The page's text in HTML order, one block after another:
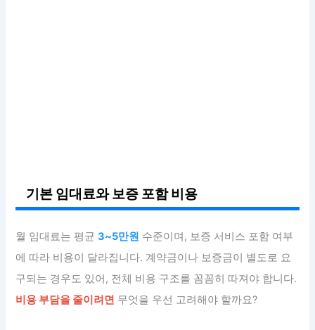
기본 임대료와 보증 포함 비용
월 임대료는 평균3~5만원 수준이며, 보증 서비스 포함 여부
에 따라 비용이 달라집니다. 계약금이나 보증금이 별도로 요
구되는 경우도 있어, 전체 비용 구조를 꼼꼼히 따져야 합니다.
비용 부담을 줄이려면 무엇을 우선 고려해야 할까요?